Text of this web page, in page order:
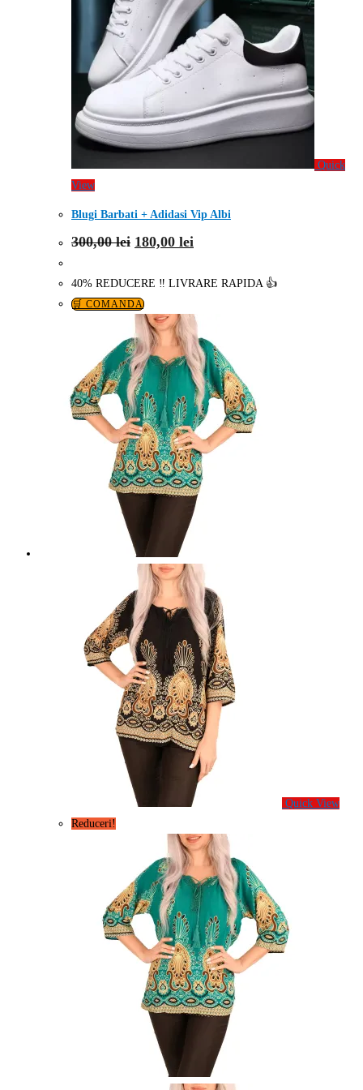
Quick
View
Blugi Barbati + Adidasi Vip Albi
300,00lei Prețul
inițial
fost:
300,00 lei.
180,00 lei
180,00 lei.
40% REDUCERE ‼️ LIVRARE RAPIDA 👍
🛒 COMANDA
Quick View
Reduceri!